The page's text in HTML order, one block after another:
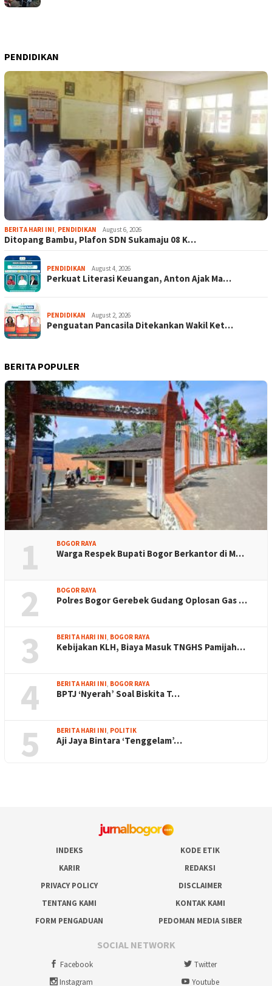
PENDIDIKAN
BERITA HARI INI PENDIDIKAN August 6, 2026
Ditopang Bambu, Plafon SDN Sukamaju 08 K…
PENDIDIKAN August 4, 2026
Perkuat Literasi Keuangan, Anton Ajak Ma…
PENDIDIKAN August 2, 2026
Penguatan Pancasila Ditekankan Wakil Ket…
BERITA POPULER
1 BOGOR RAYA
Warga Respek Bupati Bogor Berkantor di M…
2 BOGOR RAYA
Polres Bogor Gerebek Gudang Oplosan Gas …
3 BERITA HARI INI BOGOR RAYA
Kebijakan KLH, Biaya Masuk TNGHS Pamijah…
4 BERITA HARI INI BOGOR RAYA
BPTJ ‘Nyerah’ Soal Biskita T…
5 BERITA HARI INI POLITIK
Aji Jaya Bintara ‘Tenggelam’…
INDEKS
KODE ETIK
KARIR
REDAKSI
PRIVACY POLICY
DISCLAIMER
TENTANG KAMI
KONTAK KAMI
FORM PENGADUAN
PEDOMAN MEDIA SIBER
SOCIAL NETWORK
Facebook
Twitter
Instagram
Youtube